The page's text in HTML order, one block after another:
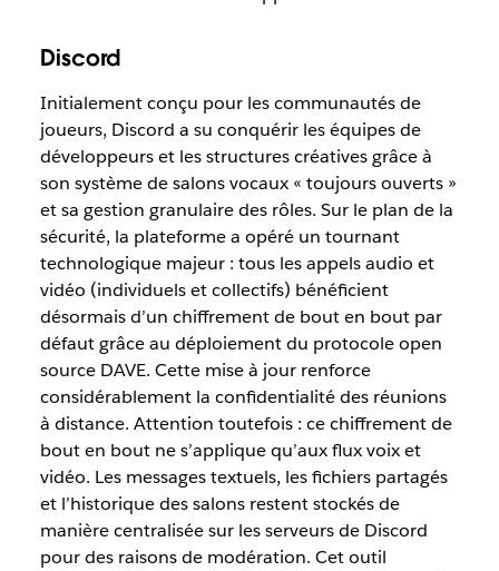
Discord
Initialement conçu pour les communautés de
joueurs, Discord a su conquérir les équipes de
développeurs et les structures créatives grâce à
son système de salons vocaux « toujours ouverts »
et sa gestion granulaire des rôles. Sur le plan de la
sécurité, la plateforme a opéré un tournant
technologique majeur : tous les appels audio et
vidéo (individuels et collectifs) bénéficient
désormais d’un chiffrement de bout en bout par
défaut grâce au déploiement du protocole open
source DAVE. Cette mise à jour renforce
considérablement la confidentialité des réunions
à distance. Attention toutefois : ce chiffrement de
bout en bout ne s’applique qu’aux flux voix et
vidéo. Les messages textuels, les fichiers partagés
et l’historique des salons restent stockés de
manière centralisée sur les serveurs de Discord
pour des raisons de modération. Cet outil